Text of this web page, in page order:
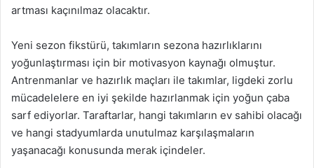
artması kaçınılmaz olacaktır.
Yeni sezon fikstürü, takımların sezona hazırlıklarını
yoğunlaştırması için bir motivasyon kaynağı olmuştur.
Antrenmanlar ve hazırlık maçları ile takımlar, ligdeki zorlu
mücadelelere en iyi şekilde hazırlanmak için yoğun çaba
sarf ediyorlar. Taraftarlar, hangi takımların ev sahibi olacağı
ve hangi stadyumlarda unutulmaz karşılaşmaların
yaşanacağı konusunda merak içindeler.